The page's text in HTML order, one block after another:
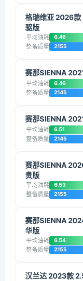
格瑞维亚 2026
驱版
平均油耗 6.46
整备质量 2155
赛那SIENNA
平均油耗 6.46
整备质量 2145
赛那SIENNA
平均油耗 6.51
整备质量 2145
赛那SIENNA
贵版
平均油耗 6.53
整备质量 2155
赛那SIENNA
华版
平均油耗 6.54
整备质量 2155
汉兰达 2023款